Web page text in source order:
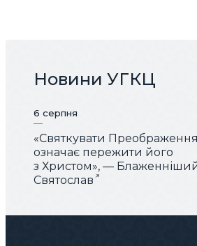
Новини УГКЦ
6 серпня
«Святкувати Преображення
означає пережити його
з Христом», —
Святослав